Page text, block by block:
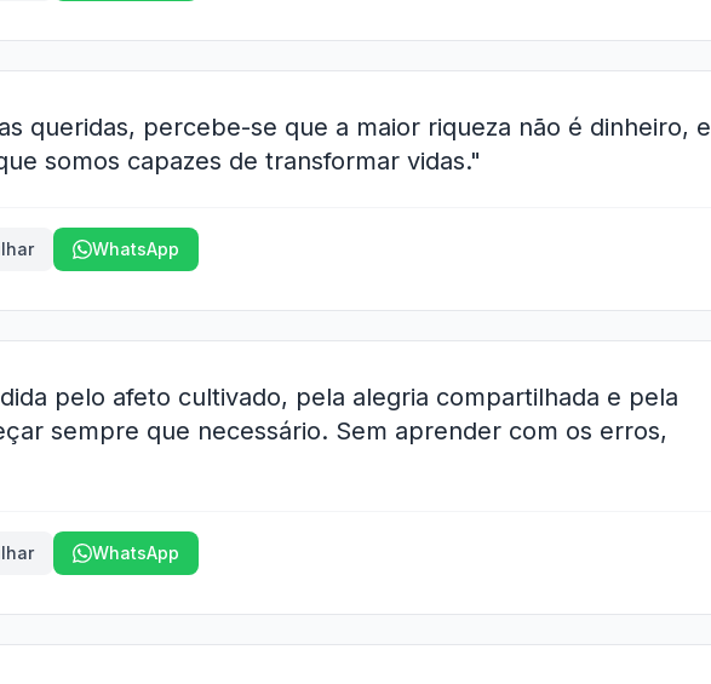
queridas, percebe-se que a maior riqueza não é dinheiro, e
somos capazes de transformar vidas."
WhatsApp
pelo afeto cultivado, pela alegria compartilhada e pela
sempre que necessário. Sem aprender com os erros,
WhatsApp